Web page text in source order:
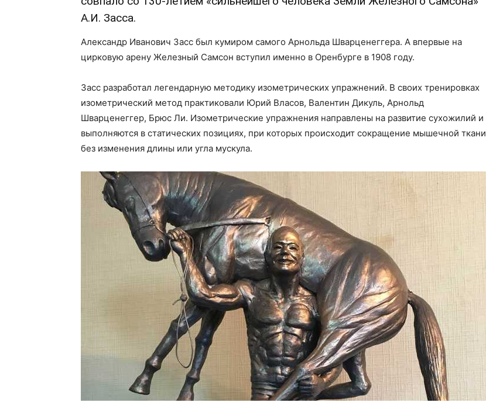
А.И. Засса.
Александр Иванович Засс был кумиром самого Арнольда Шварценеггера. А впервые на
цирковую арену Железный Самсон вступил именно в Оренбурге в 1908 году.
Засс разработал легендарную методику изометрических упражнений. В своих тренировках
изометрический метод практиковали Юрий Власов, Валентин Дикуль, Арнольд
Шварценеггер, Брюс Ли. Изометрические упражнения направлены на развитие сухожилий и
выполняются в статических позициях, при которых происходит сокращение мышечной ткани
без изменения длины или угла мускула.